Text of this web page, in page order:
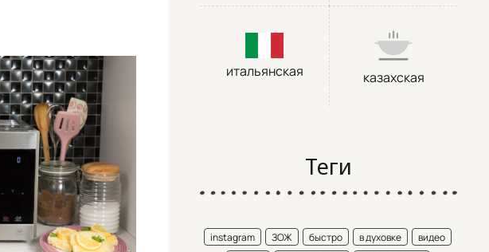
итальянская казахская
Теги
instagram ЗОЖ быстро в духовке
видео